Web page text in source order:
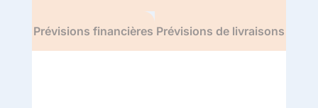
Prévisions financières Prévisions de livraisons